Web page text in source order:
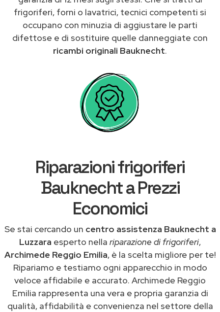
frigoriferi, forni o lavatrici, tecnici competenti si
occupano con minuzia di aggiustare le parti
difettose e di sostituire quelle danneggiate con
ricambi originali Bauknecht.
Riparazioni frigoriferi
Bauknecht a Prezzi
Economici
Se stai cercando un centro assistenza Bauknecht a
Luzzara esperto nella riparazione di frigoriferi,
Archimede Reggio Emilia, è la scelta migliore per te!
Ripariamo e testiamo ogni apparecchio in modo
veloce affidabile e accurato. Archimede Reggio
Emilia rappresenta una vera e propria garanzia di
qualità, affidabilità e convenienza nel settore della